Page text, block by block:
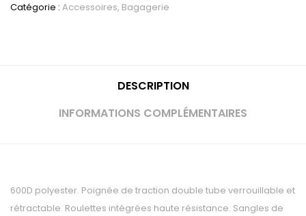
Catégorie : Accessoires, Bagagerie
DESCRIPTION
INFORMATIONS COMPLÉMENTAIRES
600D polyester. Poignée de traction double tube verrouillable et
rétractable. Roulettes intégrées haute résistance. Sangles de